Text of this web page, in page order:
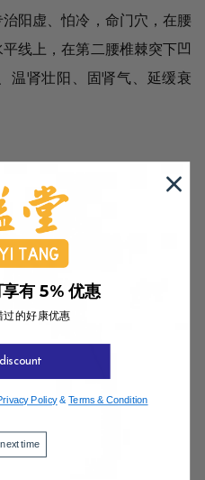
阳虚、怕冷，命门穴，在腰
线上，在第二腰椎棘突下凹
温肾壮阳、固肾气、延缓衰
有 5% 优惠
过的好康优惠
Policy&Terms & Condition
time